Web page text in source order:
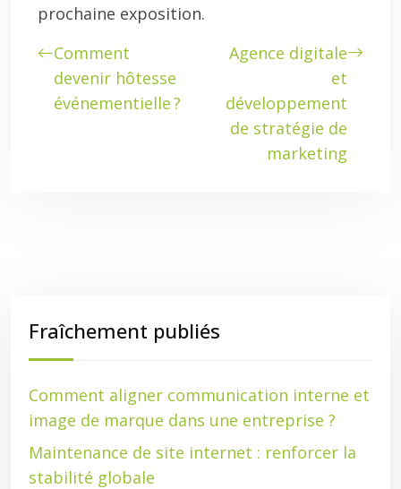
prochaine exposition.
Comment
devenir hôtesse
événementielle ?
Agence digitale
et
développement
de stratégie de
marketing
Fraîchement publiés
Comment aligner communication interne et
image de marque dans une entreprise ?
Maintenance de site internet : renforcer la
stabilité globale